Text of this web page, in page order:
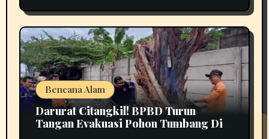
Bencana Alam
Darurat Citangkil! BPBD Turun
Tangan Evakuasi Pohon Tumbang Di